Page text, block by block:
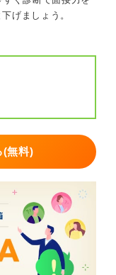
緊張もするでし
可能性を大きく
ひ前向きに臨ん
げましょう。
(無料)